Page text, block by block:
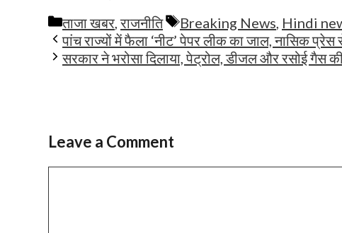
Categories
ताजा खबर ,राजनीति Tags
Breaking News Hindi
पांच राज्यों में फैला ‘नीट’ पेपर लीक का जाल, नासिक
सरकार ने भरोसा दिलाया, पेट्रोल, डीजल और रसोई गैस
Leave a Comment